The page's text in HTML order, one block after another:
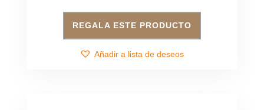
REGALA ESTE PRODUCTO
Añadir a lista de deseos